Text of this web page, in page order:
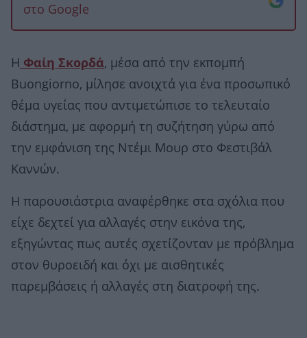
στο Google
Η Φαίη Σκορδά, μέσα από την εκπομπή
Buongiorno, μίλησε ανοιχτά για ένα προσωπικό
θέμα υγείας που αντιμετώπισε το τελευταίο
διάστημα, με αφορμή τη συζήτηση γύρω από
την εμφάνιση της Nτέμι Μουρ στο Φεστιβάλ
Καννών.
Η παρουσιάστρια αναφέρθηκε στα σχόλια που
είχε δεχτεί για αλλαγές στην εικόνα της,
εξηγώντας πως αυτές σχετίζονταν με πρόβλημα
στον θυροειδή και όχι με αισθητικές
παρεμβάσεις ή αλλαγές στη διατροφή της.